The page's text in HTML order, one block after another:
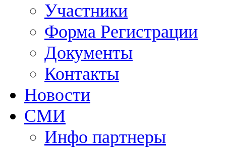
Участники
Форма Регистрации
Документы
Контакты
Новости
СМИ
Инфо партнеры